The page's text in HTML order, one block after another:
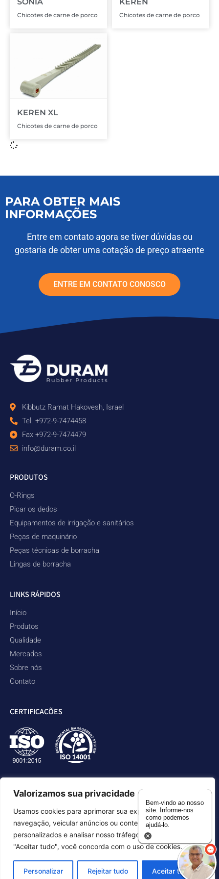
Valorizamos sua privacidade
Usamos cookies para aprimorar sua experiência de
navegação, veicular anúncios ou conteúdos
personalizados e analisar nosso tráfego. Ao clicar em
"Aceitar tudo", você concorda com o uso de cookies.
Personalizar Rejeitar tudo Aceitar tudo
Chicotes de carne de porco Chicotes de carne de porco
KEREN XL
Chicotes de carne de porco
PARA OBTER MAIS
INFORMAÇÕES
Entre em contato agora se tiver dúvidas ou
gostaria de obter uma cotação de preço atraente
ENTRE EM CONTATO CONOSCO
Kibbutz Ramat Hakovesh, Israel
Tel. +972-9-7474458
Fax +972-9-7474479
info@duram.co.il
PRODUTOS
O-Rings
Picar os dedos
Equipamentos de irrigação e sanitários
Peças de maquinário
Peças técnicas de borracha
Lingas de borracha
LINKS RÁPIDOS
Início
Produtos
Qualidade
Mercados
Sobre nós
Contato
CERTIFICAÇÕES
Política de privacidade Declaração de acessibilidade
Mapa do site
Bem-vindo ao nosso
site. Informe-nos
como podemos
ajudá-lo.